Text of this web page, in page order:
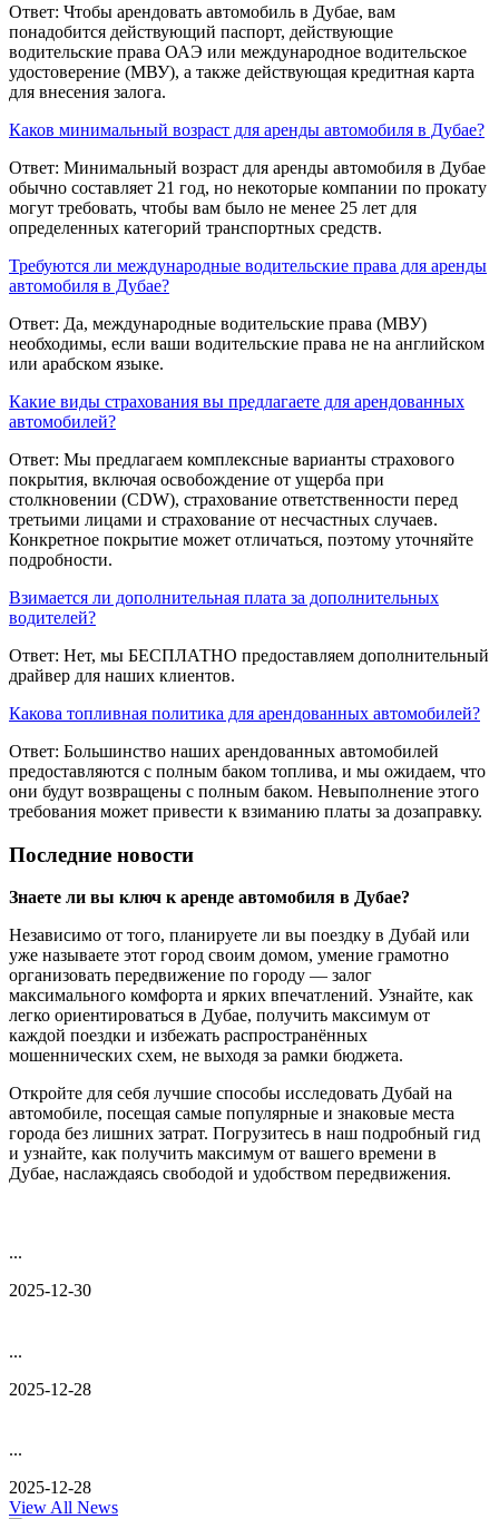
Ответ: Чтобы арендовать автомобиль в Дубае, вам
понадобится действующий паспорт, действующие
водительские права ОАЭ или международное водительское
удостоверение (МВУ), а также действующая кредитная карта
для внесения залога.
Каков минимальный возраст для аренды автомобиля в Дубае?
Ответ: Минимальный возраст для аренды автомобиля в Дубае
обычно составляет 21 год, но некоторые компании по прокату
могут требовать, чтобы вам было не менее 25 лет для
определенных категорий транспортных средств.
Требуются ли международные водительские права для аренды
автомобиля в Дубае?
Ответ: Да, международные водительские права (МВУ)
необходимы, если ваши водительские права не на английском
или арабском языке.
Какие виды страхования вы предлагаете для арендованных
автомобилей?
Ответ: Мы предлагаем комплексные варианты страхового
покрытия, включая освобождение от ущерба при
столкновении (CDW), страхование ответственности перед
третьими лицами и страхование от несчастных случаев.
Конкретное покрытие может отличаться, поэтому уточняйте
подробности.
Взимается ли дополнительная плата за дополнительных
водителей?
Ответ: Нет, мы БЕСПЛАТНО предоставляем дополнительный
драйвер для наших клиентов.
Какова топливная политика для арендованных автомобилей?
Ответ: Большинство наших арендованных автомобилей
предоставляются с полным баком топлива, и мы ожидаем, что
они будут возвращены с полным баком. Невыполнение этого
требования может привести к взиманию платы за дозаправку.
Последние новости
Знаете ли вы ключ к аренде автомобиля в Дубае?
Независимо от того, планируете ли вы поездку в Дубай или
уже называете этот город своим домом, умение грамотно
организовать передвижение по городу — залог
максимального комфорта и ярких впечатлений. Узнайте, как
легко ориентироваться в Дубае, получить максимум от
каждой поездки и избежать распространённых
мошеннических схем, не выходя за рамки бюджета.
Откройте для себя лучшие способы исследовать Дубай на
автомобиле, посещая самые популярные и знаковые места
города без лишних затрат. Погрузитесь в наш подробный гид
и узнайте, как получить максимум от вашего времени в
Дубае, наслаждаясь свободой и удобством передвижения.
...
2025-12-30
...
2025-12-28
...
2025-12-28
View All News